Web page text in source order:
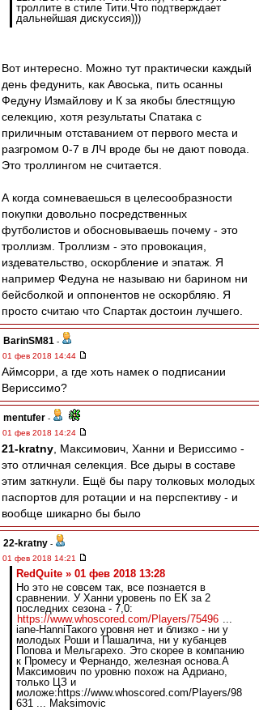
троллите в стиле Тити.Что подтверждает
дальнейшая дискуссия)))
Вот интересно. Можно тут практически каждый
день федунить, как Авоська, пить осанны
Федуну Измайлову и К за якобы блестящую
селекцию, хотя результаты Спатака с
приличным отставанием от первого места и
разгромом 0-7 в ЛЧ вроде бы не дают повода.
Это троллингом не считается.
А когда сомневаешься в целесообразности
покупки довольно посредственных
футболистов и обосновываешь почему - это
троллизм. Троллизм - это провокация,
издевательство, оскорбление и эпатаж. Я
например Федуна не называю ни барином ни
бейсболкой и оппонентов не оскорбляю. Я
просто считаю что Спартак достоин лучшего.
BarinSM81 -
01 фев 2018 14:44
Аймсорри, а где хоть намек о подписании
Вериссимо?
mentufer -
01 фев 2018 14:24
21-kratny , Максимович, Ханни и Вериссимо -
это отличная селекция. Все дыры в составе
этим заткнули. Ещё бы пару толковых молодых
паспортов для ротации и на перспективу - и
вообще шикарно бы было
22-kratny -
01 фев 2018 14:21
RedQuite » 01 фев 2018 13:28
Но это не совсем так, все познается в
сравнении. У Ханни уровень по ЕК за 2
последних сезона - 7,0:
https://www.whoscored.com/Players/75496 ...
iane-HanniТакого уровня нет и близко - ни у
молодых Роши и Пашалича, ни у кубанцев
Попова и Мельгарехо. Это скорее в компанию
к Промесу и Фернандо, железная основа.А
Максимович по уровню похож на Адриано,
только ЦЗ и
моложе:https://www.whoscored.com/Players/98
631 ... Maksimovic